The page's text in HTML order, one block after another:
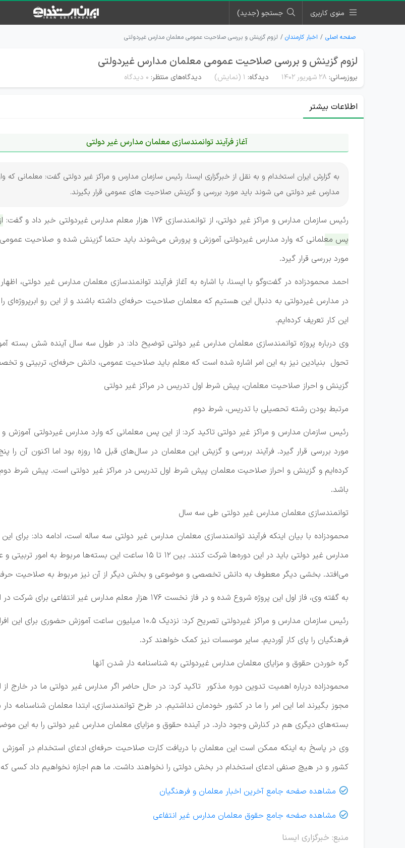
منوی کاربری جستجو (جدید)
صفحه اصلی اخبار کارمندان لزوم گزینش و بررسی صلاحیت عمومی معلمان مدارس غیردولتی
لزوم گزینش و بررسی صلاحیت عمومی معلمان مدارس غیردولتی
بروزرسانی: ۲۸ شهریور ۱۴۰۲ دیدگاه: 1 (نمایش) دیدگاه‌های منتظر: ۰ دیدگاه
اطلاعات بیشتر
آغاز فرآیند توانمندسازی معلمان مدارس غیر دولتی
به گزارش ایران استخدام و به نقل از خبرگزاری ایسنا، رئیس سازمان مدارس و مراکز غیر دولتی گفت: معلمانی که
مدارس غیر دولتی می شوند باید مورد بررسی و گزینش صلاحیت های عمومی قرار بگیرند.
رئیس سازمان مدارس و مراکز غیر دولتی، از توانمندسازی ۱۷۶ هزار معلم مدارس غیردولتی خبر داد و گفت:
پس معلمانی که وارد مدارس غیردولتی آموزش و پرورش می‌شوند باید حتما گزینش شده و صلاحیت عمومی
مورد بررسی قرار گیرد.
احمد محمودزاده در گفت‌وگو با ایسنا، با اشاره به آغاز فرآیند توانمندسازی معلمان مدارس غیر دولتی،
در مدارس غیردولتی به دنبال این هستیم که معلمان صلاحیت حرفه‌ای داشته باشند و از این رو ابرپروژه‌ای را
این کار تعریف کرده‌ایم.
تحول بنیادین نیز به این امر اشاره شده است که معلم باید صلاحیت عمومی، دانش حرفه‌ای، تربیتی و
گزینش و احراز صلاحیت معلمان، پیش شرط اول تدریس در مراکز غیر دولتی
مرتبط بودن رشته تحصیلی با تدریس، شرط دوم
رئیس سازمان مدارس و مراکز غیر دولتی تاکید کرد: از این پس معلمانی که وارد مدارس غیردولتی
مورد بررسی قرار گیرد. فرآیند بررسی و گزیش
کرده‌ایم و گزینش و احراز صلاحیت معلمان پیش شرط اول تدریس در مراکز غیر دولتی است. پیش شرط
باشد.
توانمندسازی معلمان مدارس غیر دولتی طی سه سال
مدارس غیر دولتی باید در این دوره‌ها شرکت کنند. بین ۱۲ تا ۱۵
می‌افتد. بخشی دیگر معطوف به دانش تخصصی و موضوعی و بخش دیگر از آن نیز مربوط به صلاحیت
به گفته وی، فاز اول این پروژه شروع شده و در فاز نخست ۱۷۶ هزار معلم مدارس غیر انتفاعی برای شرکت در این دوره ثبت نام کردند.
رئیس سازمان مدارس و مراکز غیردولتی تصریح کرد: نزدیک ۱۰.۵
فرهنگیان را پای کار آوردیم. سایر موسسات نیز کمک خواهند کرد.
گره خوردن حقوق و مزایای معلمان مدارس غیردولتی به شناسنامه دار شدن آنها
محمودزاده درباره اهمیت تدوین دوره مذکور تاکید کرد: در حال حاضر اگر مدارس غیر دولتی ما در خارج
مجوز بگیرند اما این امر را ما در کشور خودمان نداشتیم. در طرح توانمندسازی، ابتدا معلمان
بسته‌های دیگری هم در کنارش وجود دارد. در آینده حقوق و مزایای معلمان مدارس غیر دولتی را به این
وی در پاسخ به اینکه ممکن است این معلمان با دریافت کارت صلاحیت حرفه‌ای ادعای استخدام در
کشور و در هیچ صنفی ادعای استخدام در بخش دولتی را نخواهند داشت. ما هم اجازه نخواهیم داد کسی
 مشاهده صفحه جامع آخرین اخبار معلمان و فرهنگیان
 مشاهده صفحه جامع حقوق معلمان مدارس غیر انتفاعی
منبع: خبرگزاری ایسنا